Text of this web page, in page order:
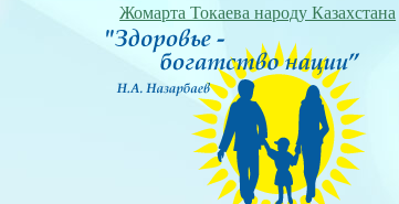
Жомарта Токаева народу Казахстана